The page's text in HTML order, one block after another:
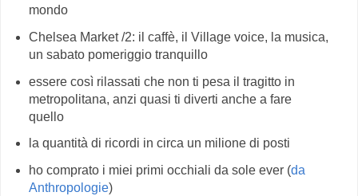
mondo
Chelsea Market /2: il caffè, il Village voice, la musica,
un sabato pomeriggio tranquillo
essere così rilassati che non ti pesa il tragitto in
metropolitana, anzi quasi ti diverti anche a fare
quello
la quantità di ricordi in circa un milione di posti
ho comprato i miei primi occhiali da sole ever (da
Anthropologie)